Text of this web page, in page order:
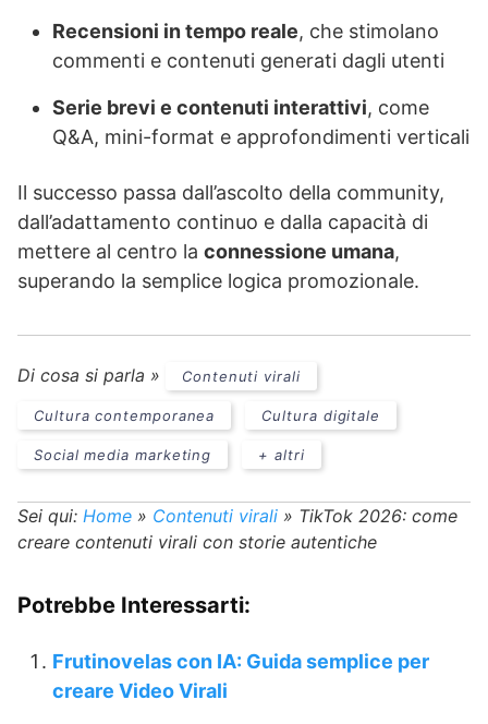
Recensioni in tempo reale, che stimolano
commenti e contenuti generati dagli utenti
Serie brevi e contenuti interattivi, come
Q&A, mini-format e approfondimenti verticali
Il successo passa dall’ascolto della community,
dall’adattamento continuo e dalla capacità di
mettere al centro la connessione umana,
superando la semplice logica promozionale.
Di cosa si parla » Contenuti virali
Cultura contemporanea Cultura digitale
Social media marketing + altri
Sei qui: Home » Contenuti virali » TikTok 2026: come
creare contenuti virali con storie autentiche
Potrebbe Interessarti:
Frutinovelas con IA: Guida semplice per
creare Video Virali